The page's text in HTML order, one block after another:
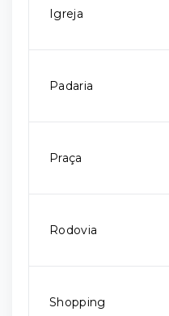
Igreja
Padaria
Praça
Rodovia
Shopping